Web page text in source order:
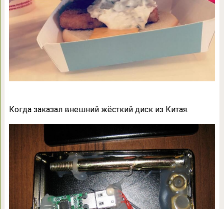
Когда заказал внешний жёсткий диск из Китая.